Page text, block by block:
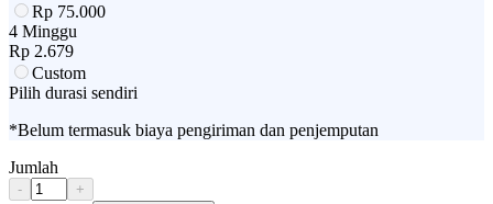
Rp 75.000
4 Minggu
Rp 2.679
Custom
Pilih durasi sendiri
*Belum termasuk biaya pengiriman dan penjemputan
Jumlah
- +